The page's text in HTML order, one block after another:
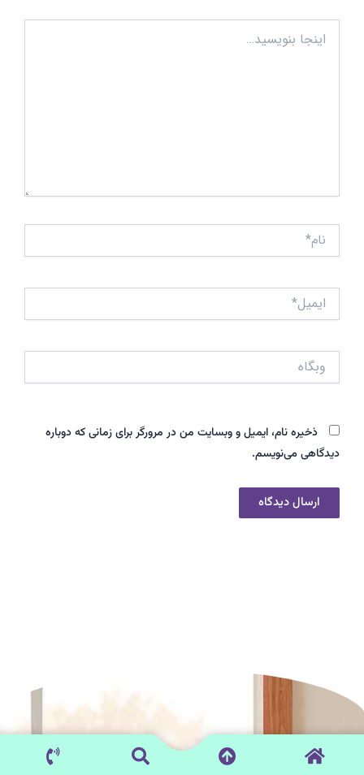
بنویسید…
نام*
ایمیل*
ذخیره نام، ایمیل و وبسایت من در مرورگر برای زمانی که دوباره
دیدگاهی می‌نویسم.